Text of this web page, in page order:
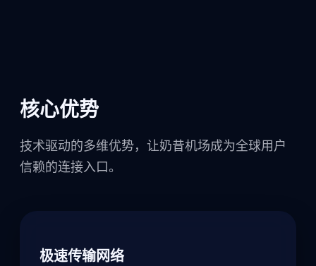
核心优势
技术驱动的多维优势，让奶昔机场成为全球用户
信赖的连接入口。
极速传输网络